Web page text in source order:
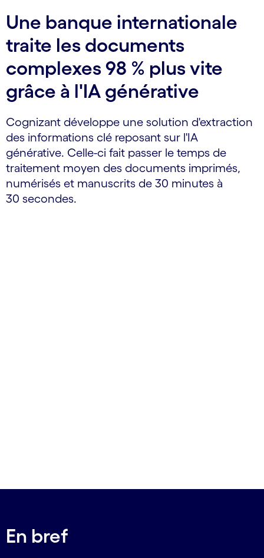
Une banque internationale
traite les documents
complexes 98 % plus vite
grâce à l'IA générative
Cognizant développe une solution d'extraction
des informations clé reposant sur l'IA
générative. Celle-ci fait passer le temps de
traitement moyen des documents imprimés,
numérisés et manuscrits de 30 minutes à
30 secondes.
En bref